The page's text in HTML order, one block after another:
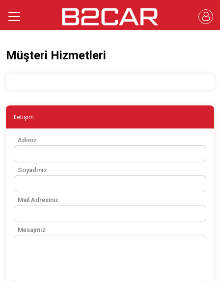
Müşteri Hizmetleri
İletişim
Adınız
Soyadınız
Mail Adresiniz
Mesajınız